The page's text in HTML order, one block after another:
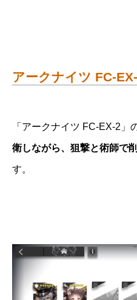
アークナイツ FC-
「アークナイツ FC-EX-2」
衛しながら、狙撃と術師で
す。